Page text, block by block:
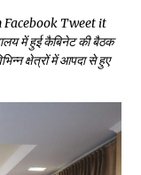
Facebook Tweet it
में हुई कैबिनेट की बैठक
क्षेत्रों में आपदा से हुए